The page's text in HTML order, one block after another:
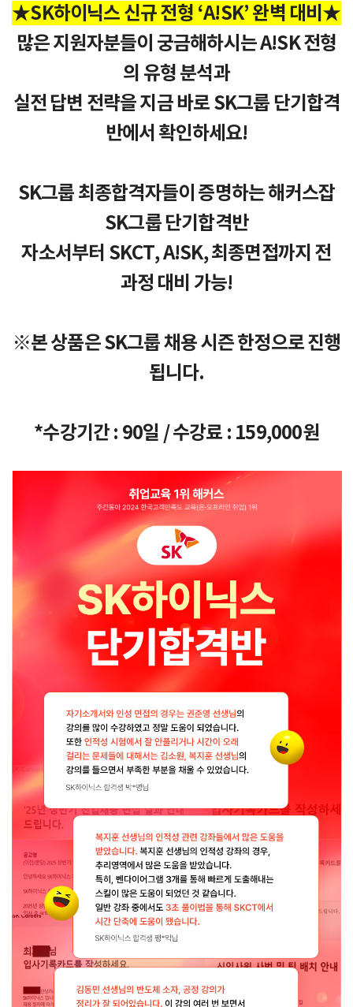
★SK하이닉스 신규 전형 ‘A!SK’ 완벽 대비★
많은 지원자분들이 궁금해하시는 A!SK 전형
의 유형 분석과
실전 답변 전략을 지금 바로 SK그룹 단기합격
반에서 확인하세요!
SK그룹 최종합격자들이 증명하는 해커스잡
SK그룹 단기합격반
자소서부터 SKCT, A!SK, 최종면접까지 전
과정 대비 가능!
※본 상품은 SK그룹 채용 시즌 한정으로 진행
됩니다.
*수강기간 : 90일 / 수강료 : 159,000원